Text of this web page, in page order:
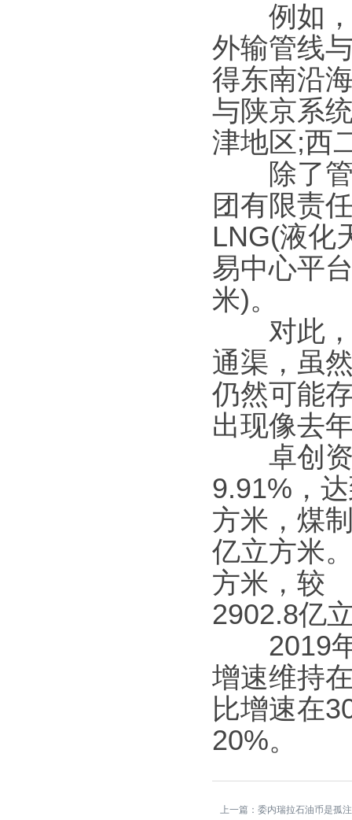
例如，
外输管线
得东南沿
与陕京系
津地区;西
除了管
团有限责
LNG(液化
易中心平
米)。
对此，
通渠，虽
仍然可能
出现像去
卓创资
9.91%，
方米，煤
亿立方米
方米，较
2902.8亿
2019年
增速维持
比增速在
20%。
上一篇： 委内瑞拉石油币是孤